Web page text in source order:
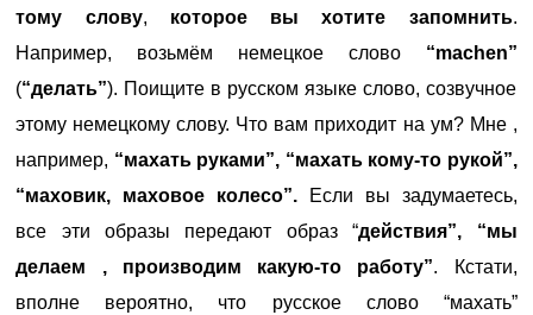
тому слову, которое вы хотите запомнить.
Например, возьмём немецкое слово “machen”
(“делать”). Поищите в русском языке слово, созвучное
этому немецкому слову. Что вам приходит на ум? Мне ,
например, “махать руками”, “махать кому-то рукой”,
“маховик, маховое колесо”. Если вы задумаетесь,
все эти образы передают образ “действия”, “мы
делаем , производим какую-то работу”. Кстати,
вполне вероятно, что русское слово “махать”